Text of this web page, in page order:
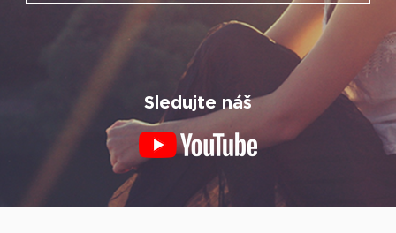
Sledujte náš